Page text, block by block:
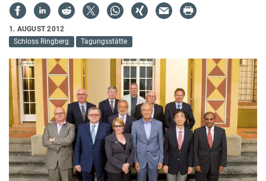
1. AUGUST 2012
Schloss Ringberg
Tagungsstätte